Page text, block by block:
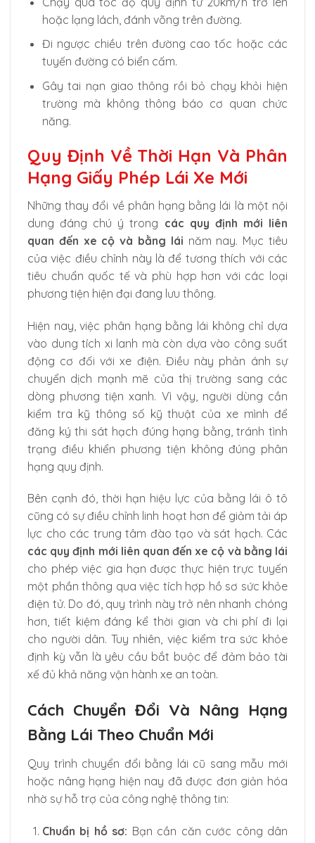
hoặc lạng lách, đánh võng trên đường.
Đi ngược chiều trên đường cao tốc hoặc các
tuyến đường có biển cấm.
Gây tai nạn giao thông rồi bỏ chạy khỏi hiện
trường mà không thông báo cơ quan chức
năng.
Quy Định Về Thời Hạn Và Phân
Hạng Giấy Phép Lái Xe Mới
Những thay đổi về phân hạng bằng lái là một nội
dung đáng chú ý trong các quy định mới liên
quan đến xe cộ và bằng lái năm nay. Mục tiêu
của việc điều chỉnh này là để tương thích với các
tiêu chuẩn quốc tế và phù hợp hơn với các loại
phương tiện hiện đại đang lưu thông.
Hiện nay, việc phân hạng bằng lái không chỉ dựa
vào dung tích xi lanh mà còn dựa vào công suất
động cơ đối với xe điện. Điều này phản ánh sự
chuyển dịch mạnh mẽ của thị trường sang các
dòng phương tiện xanh. Vì vậy, người dùng cần
kiểm tra kỹ thông số kỹ thuật của xe mình để
đăng ký thi sát hạch đúng hạng bằng, tránh tình
trạng điều khiển phương tiện không đúng phân
hạng quy định.
Bên cạnh đó, thời hạn hiệu lực của bằng lái ô tô
cũng có sự điều chỉnh linh hoạt hơn để giảm tải áp
lực cho các trung tâm đào tạo và sát hạch. Các
các quy định mới liên quan đến xe cộ và bằng lái
cho phép việc gia hạn được thực hiện trực tuyến
một phần thông qua việc tích hợp hồ sơ sức khỏe
điện tử. Do đó, quy trình này trở nên nhanh chóng
hơn, tiết kiệm đáng kể thời gian và chi phí đi lại
cho người dân. Tuy nhiên, việc kiểm tra sức khỏe
định kỳ vẫn là yêu cầu bắt buộc để đảm bảo tài
xế đủ khả năng vận hành xe an toàn.
Cách Chuyển Đổi Và Nâng Hạng
Bằng Lái Theo Chuẩn Mới
Quy trình chuyển đổi bằng lái cũ sang mẫu mới
hoặc nâng hạng hiện nay đã được đơn giản hóa
nhờ sự hỗ trợ của công nghệ thông tin:
Chuẩn bị hồ sơ: Bạn cần căn cước công dân